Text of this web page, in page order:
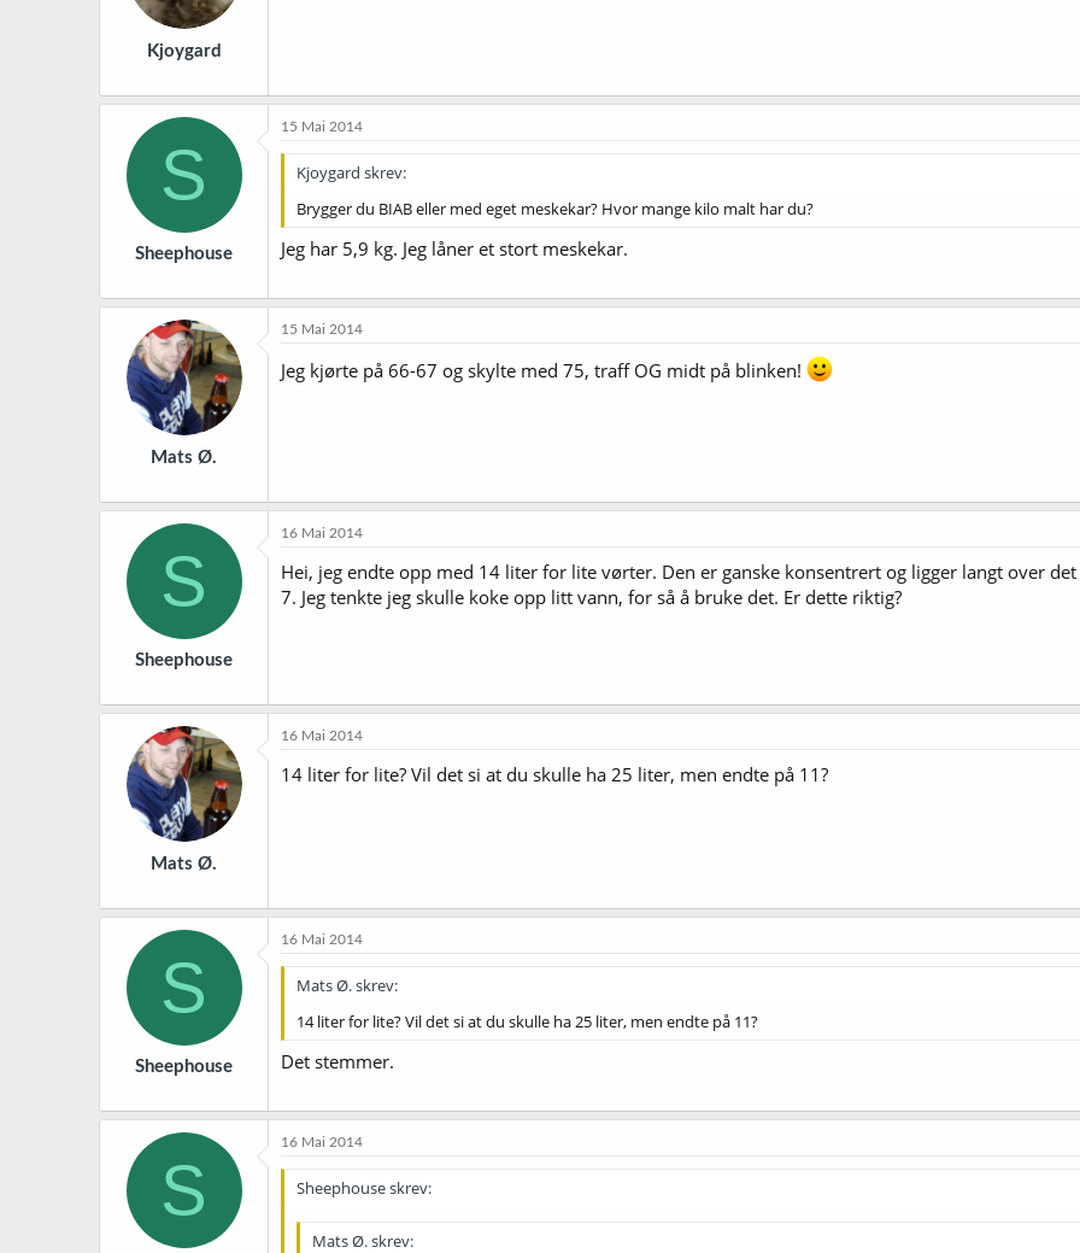
Kjoygard
S
Sheephouse
15 Mai 2014
Kjoygard skrev:
Brygger du BIAB eller med eget meskekar? Hvor mange kilo malt har du?
Jeg har 5,9 kg. Jeg låner et stort meskekar.
Mats Ø.
15 Mai 2014
Jeg kjørte på 66-67 og skylte med 75, traff OG midt på blinken!
S
Sheephouse
16 Mai 2014
Hei, jeg endte opp med 14 liter for lite vørter. Den er ganske konsentrert og ligger langt over
7. Jeg tenkte jeg skulle koke opp litt vann, for så å bruke det. Er dette riktig?
Mats Ø.
16 Mai 2014
14 liter for lite? Vil det si at du skulle ha 25 liter, men endte på 11?
S
Sheephouse
16 Mai 2014
Mats Ø. skrev:
14 liter for lite? Vil det si at du skulle ha 25 liter, men endte på 11?
Det stemmer.
S
16 Mai 2014
Sheephouse skrev:
Mats Ø. skrev: